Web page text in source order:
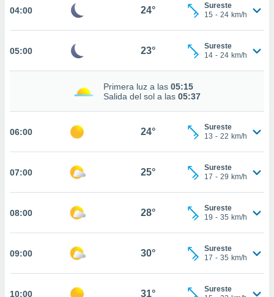
permite
coste.
a la
todas
ya sean
nos
en
perfil
y
04:00 24°
Sureste
15 - 24 km/h
05:00 23°
Sureste
14 - 24 km/h
Primera luz a las 05:15
Salida del sol a las 05:37
06:00 24°
Sureste
13 - 22 km/h
07:00 25°
Sureste
17 - 29 km/h
08:00 28°
Sureste
19 - 35 km/h
09:00 30°
Sureste
17 - 35 km/h
10:00 31°
Sureste